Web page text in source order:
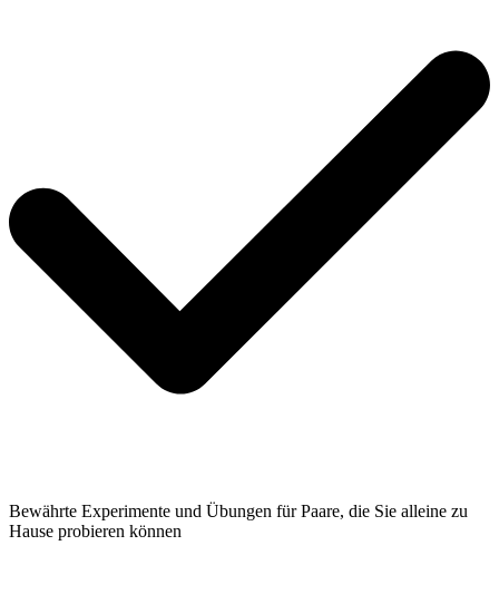
Bewährte Experimente und Übungen für Paare, die Sie alleine zu
Hause probieren können